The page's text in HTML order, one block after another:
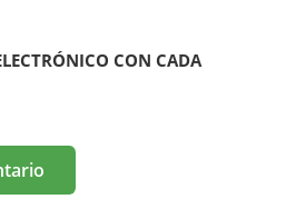
CON CADA